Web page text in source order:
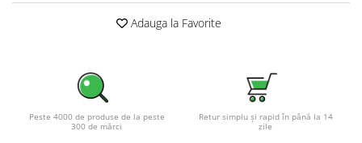
Sisteme fotovoltaice de putere
Pachete sisteme fotovoltaice
Statii de incarcare vehicule
Adauga la Favorite
Peste 4000 de produse de la peste
300 de mărci
Retur simplu și rapid în până la 14
zile